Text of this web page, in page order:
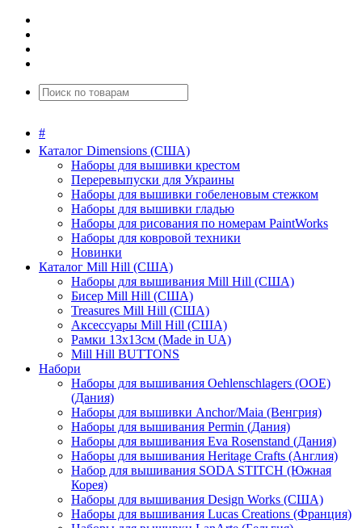
#
Каталог Dimensions (США)
Наборы для вышивки крестом
Переревыпуски для Украины
Наборы для вышивки гобеленовым стежком
Наборы для вышивки гладью
Наборы для рисования по номерам PaintWorks
Наборы для ковровой техники
Новинки
Каталог Mill Hill (США)
Наборы для вышивания Mill Hill (США)
Бисер Mill Hill (США)
Treasures Mill Hill (США)
Аксессуары Mill Hill (США)
Рамки 13х13см (Made in UA)
Mill Hill BUTTONS
Набори
Наборы для вышивания Oehlenschlagers (OOE)
(Дания)
Наборы для вышивки Anchor/Maia (Венгрия)
Наборы для вышивания Permin (Дания)
Наборы для вышивания Eva Rosenstand (Дания)
Наборы для вышивания Heritage Crafts (Англия)
Набор для вышивания SODA STITCH (Южная
Корея)
Наборы для вышивания Design Works (США)
Наборы для вышивания Lucas Creations (Франция)